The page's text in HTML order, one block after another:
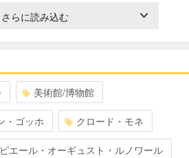
さらに読み込む
美術館/博物館
・ゴッホ クロード・モネ
ピエール・オーギュスト・ルノワール